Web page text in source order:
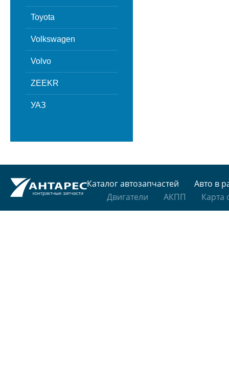
Toyota
Volkswagen
Volvo
ZEEKR
УАЗ
Каталог автозапчастей
Авто в
Двигатели
АКПП Карта